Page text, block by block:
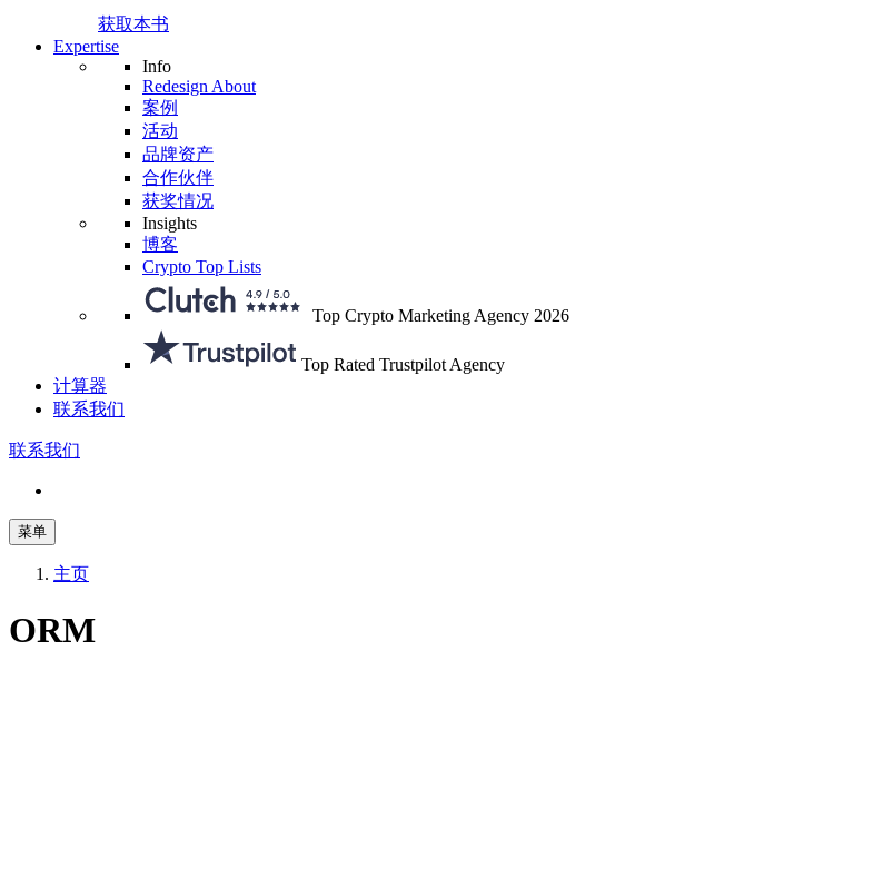
获取本书
Expertise
Info
Redesign About
案例
活动
品牌资产
合作伙伴
获奖情况
Insights
博客
Crypto Top Lists
Top Crypto Marketing Agency 2026
Top Rated Trustpilot Agency
计算器
联系我们
联系我们
菜单
主页
ORM